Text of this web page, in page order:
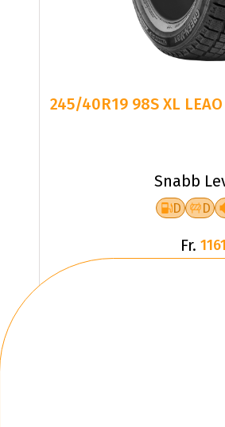
245/40R19 98S XL
Snabb
D D
Fr.